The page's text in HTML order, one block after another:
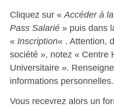
Cliquez sur « Accéder à
Pass Salarié » puis dans
« Inscription« . Attention,
société », notez « Centre
Universitaire ».
informations personnelles.
Vous recevrez alors un